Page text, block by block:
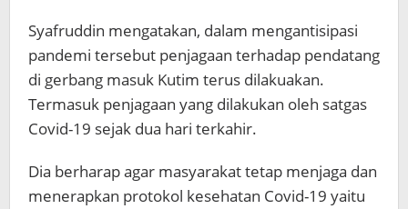
Syafruddin mengatakan, dalam mengantisipasi
pandemi tersebut penjagaan terhadap pendatang
di gerbang masuk Kutim terus dilakuakan.
Termasuk penjagaan yang dilakukan oleh satgas
Covid-19 sejak dua hari terkahir.
Dia berharap agar masyarakat tetap menjaga dan
menerapkan protokol kesehatan Covid-19 yaitu